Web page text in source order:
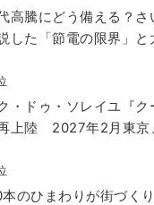
高騰にどう備える？さ
した「節電の限界」
・ドゥ・ソレイユ『ク
上陸 2027年2月東京
のひまわりが街づく